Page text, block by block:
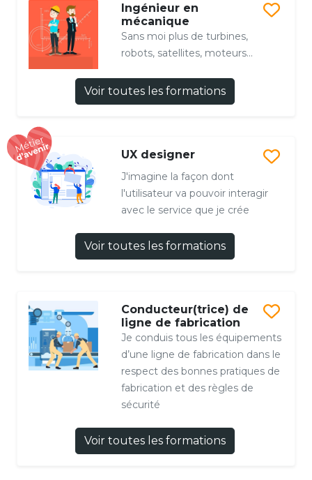
Ingénieur en
mécanique
Sans moi plus de turbines,
robots, satellites, moteurs...
Voir toutes les formations
UX designer
J'imagine la façon dont
l'utilisateur va pouvoir interagir
avec le service que je crée
Voir toutes les formations
Conducteur(trice) de
ligne de fabrication
Je conduis tous les équipements
d’une ligne de fabrication dans le
respect des bonnes pratiques de
fabrication et des règles de
sécurité
Voir toutes les formations